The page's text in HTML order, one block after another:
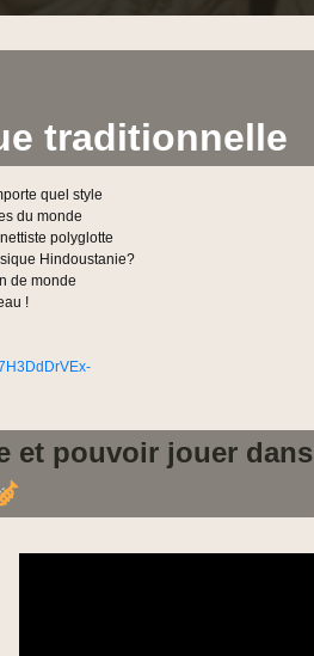
traditionnelle
quel style
du monde
polyglotte
Hindoustanie?
de monde
!
et pouvoir jouer dans